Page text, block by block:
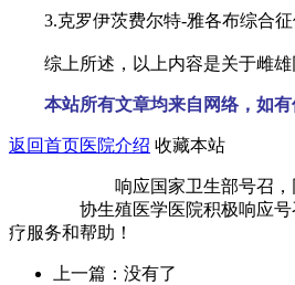
3.克罗伊茨费尔特-雅各布综合征
综上所述，以上内容是关于雌雄
本站所有文章均来自网络，如有
返回首页医院介绍 收藏本站
响应国家卫生部号召，同时也
协生殖医学医院积极响应号召，
疗服务和帮助！
上一篇：没有了